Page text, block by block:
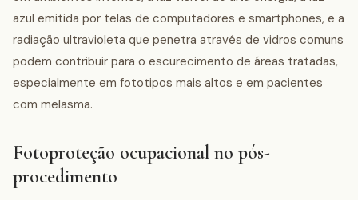
azul emitida por telas de computadores e smartphones, e a
radiação ultravioleta que penetra através de vidros comuns
podem contribuir para o escurecimento de áreas tratadas,
especialmente em fototipos mais altos e em pacientes
com melasma.
Fotoproteção ocupacional no pós-
procedimento